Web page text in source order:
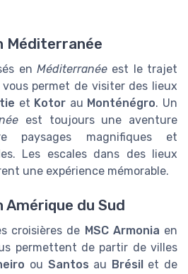
Méditerranée
en Méditerranéeest le trajet
permet de visiter des lieux
et Kotor au Monténégro. Un
est toujours une aventure
paysages magnifiques et
Les escales dans des lieux
une expérience mémorable.
du Sud
croisières de MSC Armonia en
permettent de partir de villes
ou Santos au Brésil et de